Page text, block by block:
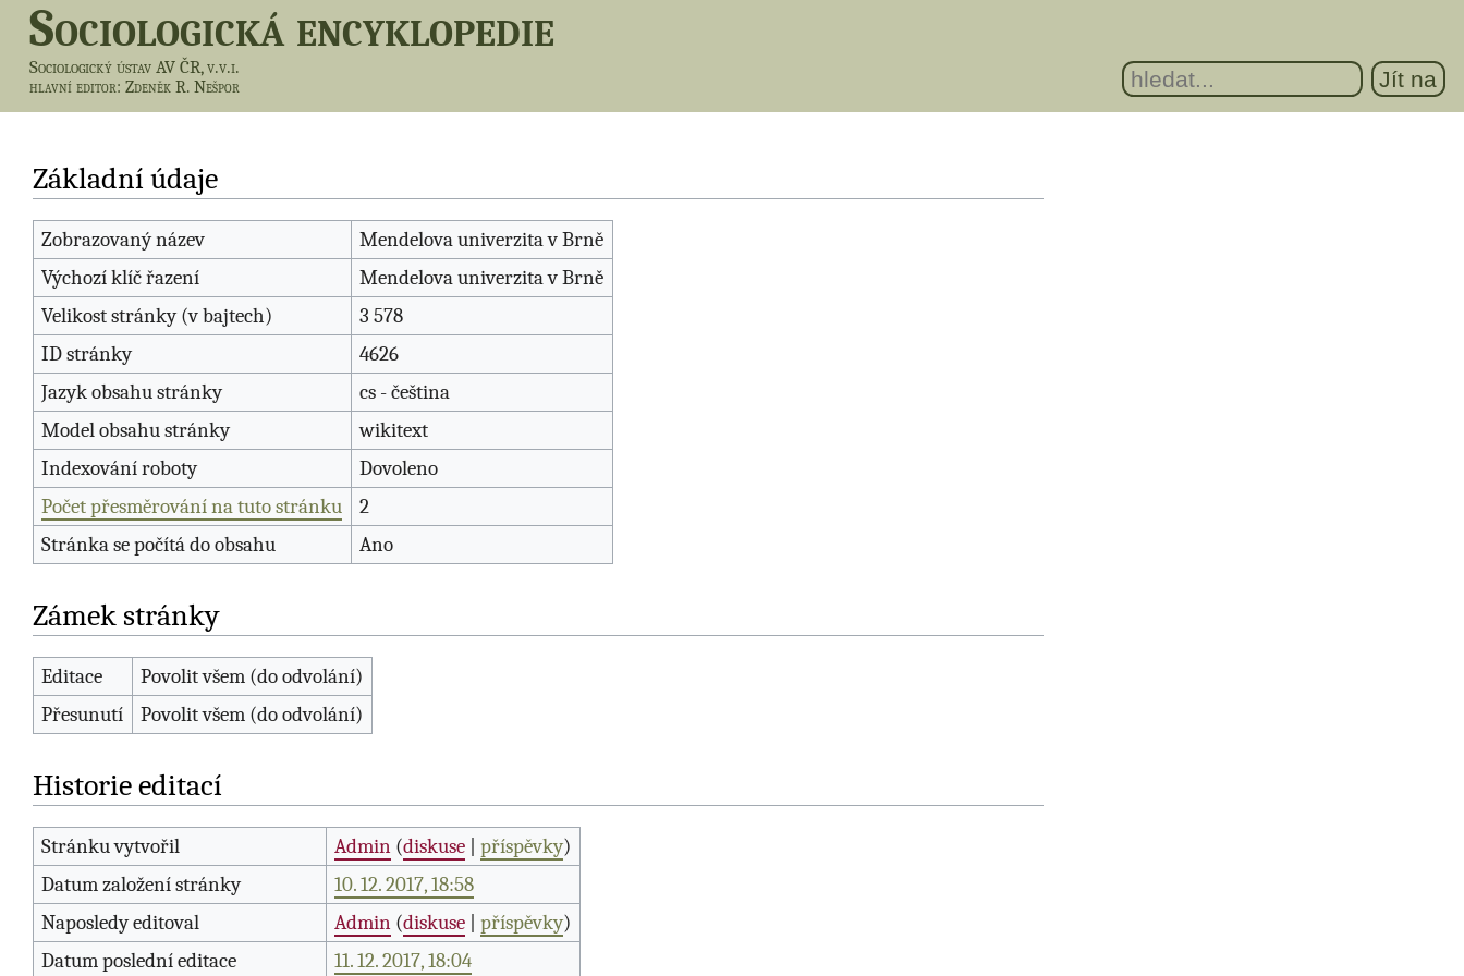
Sociologická encyklopedie
Sociologický ústav AV ČR, v.v.i.
hlavní editor: Zdeněk R. Nešpor
Základní údaje
Zobrazovaný název
Mendelova univerzita v Brně
Výchozí klíč řazení
Mendelova univerzita v Brně
Velikost stránky (v bajtech)
3 578
ID stránky
4626
Jazyk obsahu stránky
cs - čeština
Model obsahu stránky
wikitext
Indexování roboty
Dovoleno
Počet přesměrování na tuto stránku
2
Stránka se počítá do obsahu
Ano
Zámek stránky
Editace
Povolit všem (do odvolání)
Přesunutí
Povolit všem (do odvolání)
Historie editací
Stránku vytvořil Admin (diskuse |příspěvky)
Datum založení stránky
10. 12. 2017, 18:58
Naposledy editoval
Admin (diskuse |příspěvky)
Datum poslední editace
11. 12. 2017, 18:04